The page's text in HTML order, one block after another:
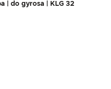
| do gyrosa | KLG 32